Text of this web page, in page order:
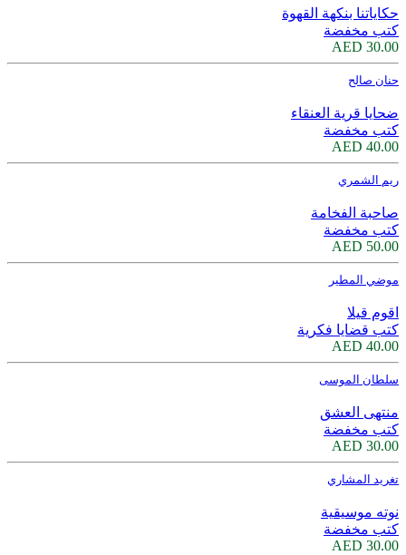
حكاياتنا بنكهة القهوة
كتب مخفضة
30.00 AED
حنان صالح
ضحايا قرية العنقاء
كتب مخفضة
40.00 AED
ريم الشمري
صاحبة الفخامة
كتب مخفضة
50.00 AED
موضي المطير
اقوم قيلا
كتب قضايا فكرية
40.00 AED
سلطان الموسى
منتهى العشق
كتب مخفضة
30.00 AED
تغريد المشاري
نوته موسيقية
كتب مخفضة
30.00 AED